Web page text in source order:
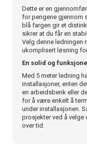
Dette er en
for pengene gjennom
blå fargen gir et
sikrer at du får en
Velg denne ledningen
ukomplisert løsning
En solid og
Med 5 meter ledning
installasjoner, enten
en arbeidsbenk eller
for å være enkelt å
under installasjonen.
prosjekter ved å velge
over tid.